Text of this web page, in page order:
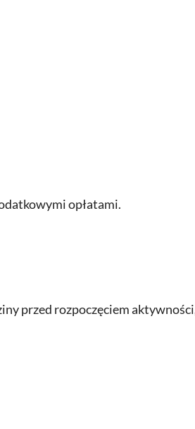
opłatami.
przed rozpoczęciem